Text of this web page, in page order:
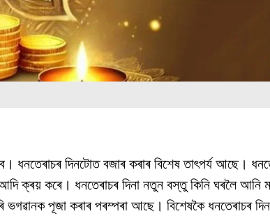
দিনটোত বজাৰ কৰাৰ বিশেষ তাৎপৰ্য আছে।
ক্ৰয় কৰে। ধনতেৰাচৰ দিনা নতুন বস্তু কিনি ঘৰলৈ আনি মা
পূজা কৰাৰ পৰম্পৰা আছে। বিশেষকৈ ধনতেৰাচৰ